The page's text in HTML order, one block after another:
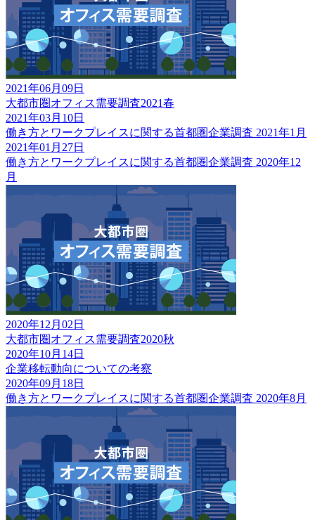
2021年06月09日
大都市圏オフィス需要調査2021春
2021年03月10日
働き方とワークプレイスに関する首都圏企業調査 2021年1月
2021年01月27日
働き方とワークプレイスに関する首都圏企業調査 2020年12
月
2020年12月02日
大都市圏オフィス需要調査2020秋
2020年10月14日
企業移転動向についての考察
2020年09月18日
働き方とワークプレイスに関する首都圏企業調査 2020年8月